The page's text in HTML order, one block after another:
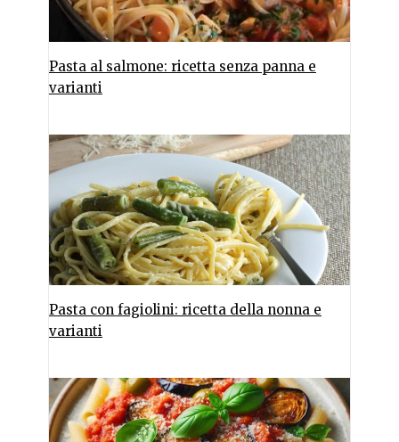
Pasta al salmone: ricetta senza panna e
varianti
Pasta con fagiolini: ricetta della nonna e
varianti